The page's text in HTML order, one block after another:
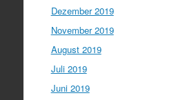
Dezember 2019
November 2019
August 2019
Juli 2019
Juni 2019